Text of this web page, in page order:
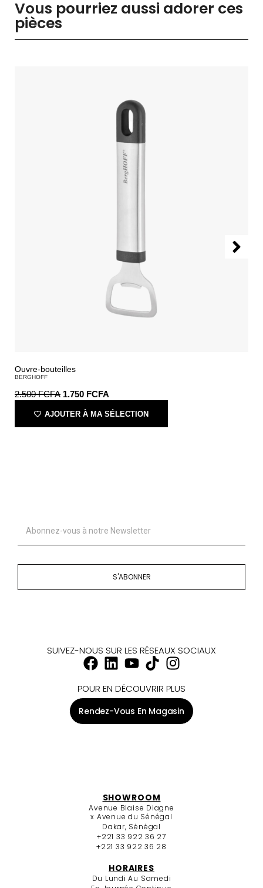
Vous pourriez aussi adorer ces
pièces
Ouvre-bouteilles
BERGHOFF
2.500FCFA 1.750 FCFA
AJOUTER À MA SÉLECTION
S'ABONNER
SUIVEZ-NOUS SUR LES RÉSEAUX SOCIAUX
POUR EN DÉCOUVRIR PLUS
Rendez-Vous En Magasin
SHOWROOM
Avenue Blaise Diagne
x Avenue du Sénégal
Dakar, Sénégal
+221 33 922 36 27
+221 33 922 36 28
HORAIRES
Du Lundi Au Samedi